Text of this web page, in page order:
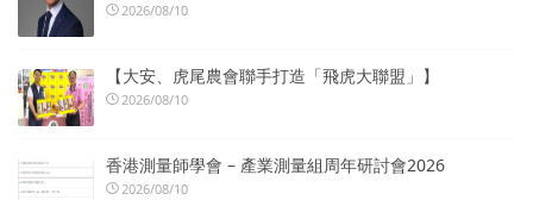
2026/08/10
【大安、虎尾農會聯手打造「飛虎大聯盟」】
2026/08/10
香港測量師學會 – 產業測量組周年研討會2026
2026/08/10